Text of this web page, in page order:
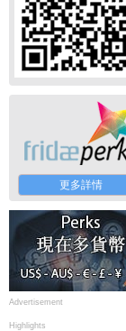
更多詳情
Advertisement
Highlights